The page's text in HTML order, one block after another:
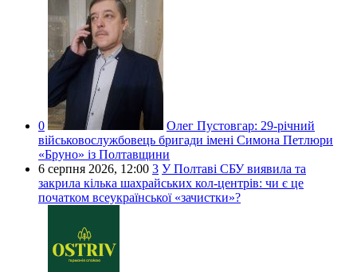
0 Олег Пустовгар: 29-річний
військовослужбовець бригади імені Симона Петлюри
«Бруно» із Полтавщини
6 серпня 2026, 12:00 3 У Полтаві СБУ виявила та
закрила кілька шахрайських кол-центрів: чи є це
початком всеукраїнської «зачистки»?